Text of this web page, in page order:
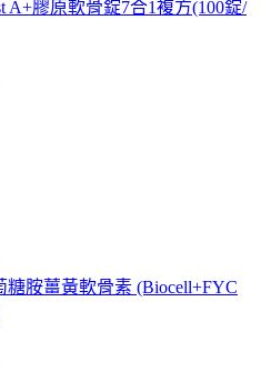
A+膠原軟骨錠7合1複方(100錠/
糖胺薑黃軟骨素 (Biocell+FYC